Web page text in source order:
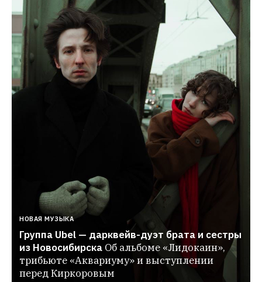
НОВАЯ МУЗЫКА
Группа Ubel — дарквейв-дуэт брата и сестры
из Новосибирска Об альбоме «Лидокаин»,
трибьюте «Аквариуму» и выступлении
перед Киркоровым